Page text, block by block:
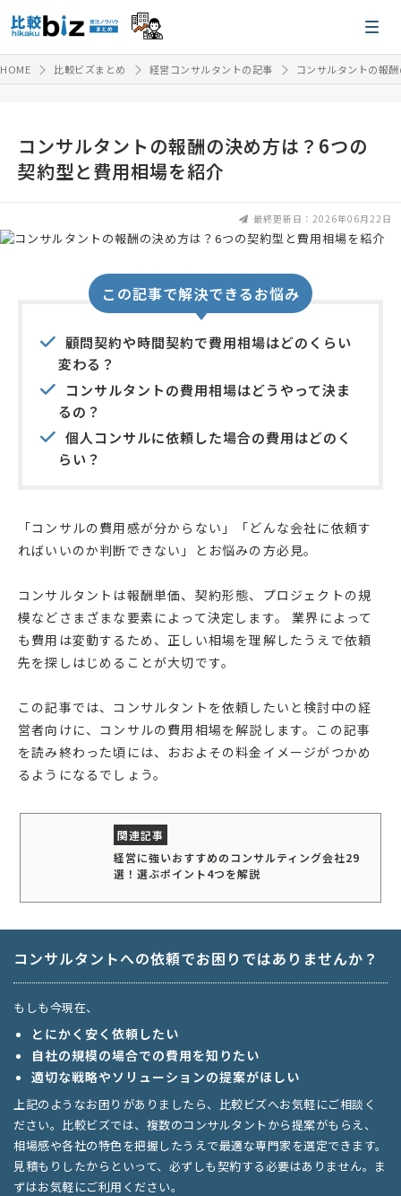
HOME 比較ビズまとめ 経営コンサルタントの記事 コンサルタントの報
コンサルタントの報酬の決め方は？6つの
契約型と費用相場を紹介
最終更新日：2026年06月22日
この記事で解決できるお悩み
顧問契約や時間契約で費用相場はどのくらい
変わる？
コンサルタントの費用相場はどうやって決ま
るの？
個人コンサルに依頼した場合の費用はどのく
らい？
「コンサルの費用感が分からない」「どんな会社に依頼す
ればいいのか判断できない」とお悩みの方必見。
コンサルタントは報酬単価、契約形態、プロジェクトの規
模などさまざまな要素によって決定します。 業界によって
も費用は変動するため、正しい相場を理解したうえで依頼
先を探しはじめることが大切です。
この記事では、コンサルタントを依頼したいと検討中の経
営者向けに、コンサルの費用相場を解説します。この記事
を読み終わった頃には、おおよその料金イメージがつかめ
るようになるでしょう。
経営に強いおすすめのコンサルティング会社29
選！選ぶポイント4つを解説
コンサルタントへの依頼でお困りではありませんか？
もしも今現在、
とにかく安く依頼したい
自社の規模の場合での費用を知りたい
適切な戦略やソリューションの提案がほしい
上記のようなお困りがありましたら、比較ビズへお気軽にご相談く
ださい。比較ビズでは、複数のコンサルタントから提案がもらえ、
相場感や各社の特色を把握したうえで最適な専門家を選定できます。
見積もりしたからといって、必ずしも契約する必要はありません。ま
ずはお気軽にご利用ください。